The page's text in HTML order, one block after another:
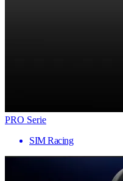
PRO Serie
SIM Racing